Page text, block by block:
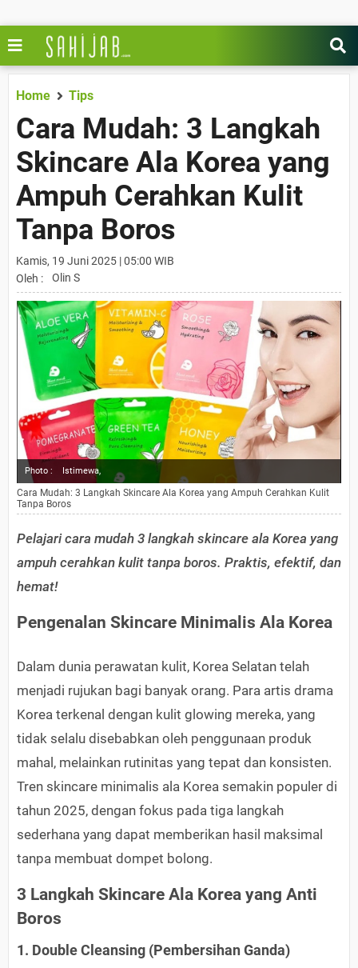
Home Tips
Cara Mudah: 3 Langkah
Skincare Ala Korea yang
Ampuh Cerahkan Kulit
Tanpa Boros
Kamis, 19 Juni 2025 | 05:00 WIB
Oleh :
Olin S
Photo : Istimewa,
Cara Mudah: 3 Langkah Skincare Ala Korea yang Ampuh Cerahkan Kulit
Tanpa Boros
Pelajari cara mudah 3 langkah skincare ala Korea yang
ampuh cerahkan kulit tanpa boros. Praktis, efektif, dan
hemat!
Pengenalan Skincare Minimalis Ala Korea
Dalam dunia perawatan kulit, Korea Selatan telah
menjadi rujukan bagi banyak orang. Para artis drama
Korea terkenal dengan kulit glowing mereka, yang
tidak selalu disebabkan oleh penggunaan produk
mahal, melainkan rutinitas yang tepat dan konsisten.
Tren skincare minimalis ala Korea semakin populer di
tahun 2025, dengan fokus pada tiga langkah
sederhana yang dapat memberikan hasil maksimal
tanpa membuat dompet bolong.
3 Langkah Skincare Ala Korea yang Anti
Boros
1. Double Cleansing (Pembersihan Ganda)